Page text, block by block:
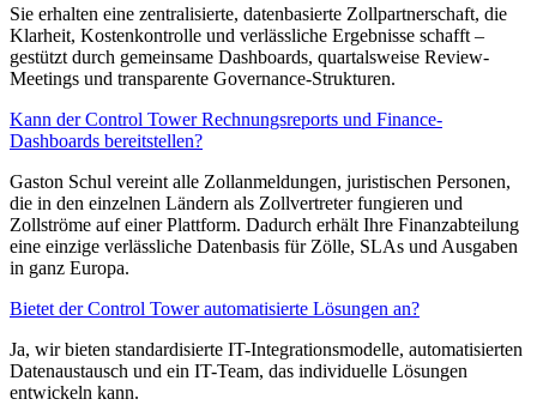
Sie erhalten eine zentralisierte, datenbasierte Zollpartnerschaft, die
Klarheit, Kostenkontrolle und verlässliche Ergebnisse schafft –
gestützt durch gemeinsame Dashboards, quartalsweise Review-
Meetings und transparente Governance-Strukturen.
Kann der Control Tower Rechnungsreports und Finance-
Dashboards bereitstellen?
Gaston Schul vereint alle Zollanmeldungen, juristischen Personen,
die in den einzelnen Ländern als Zollvertreter fungieren und
Zollströme auf einer Plattform. Dadurch erhält Ihre Finanzabteilung
eine einzige verlässliche Datenbasis für Zölle, SLAs und Ausgaben
in ganz Europa.
Bietet der Control Tower automatisierte Lösungen an?
Ja, wir bieten standardisierte IT-Integrationsmodelle, automatisierten
Datenaustausch und ein IT-Team, das individuelle Lösungen
entwickeln kann.